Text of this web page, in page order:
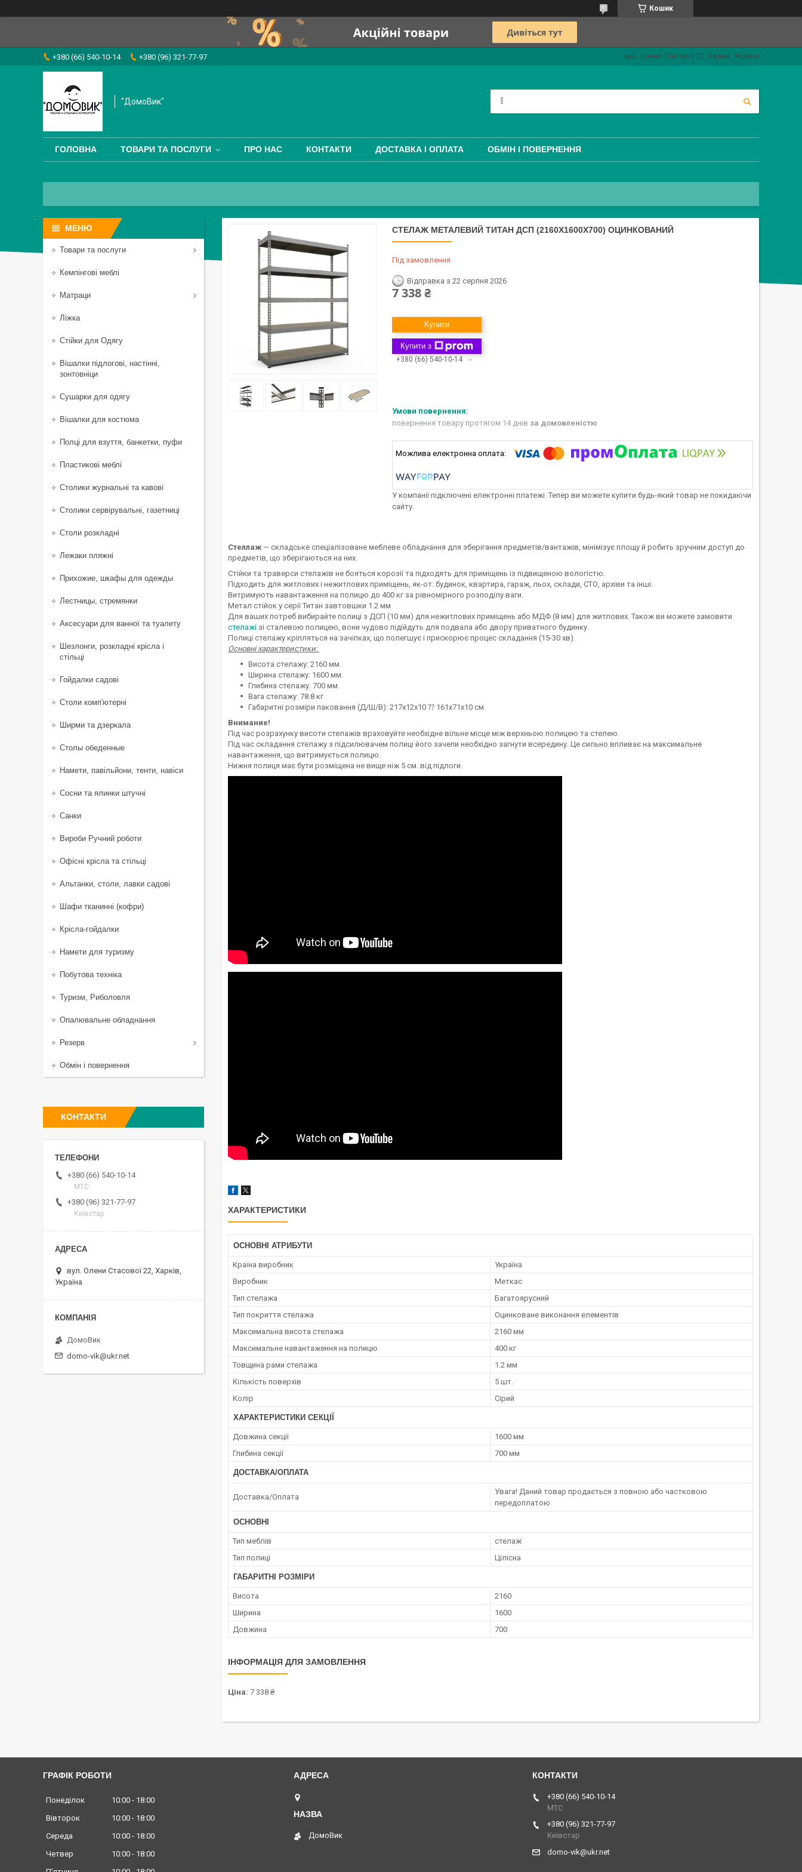
Кошик
+380 (66) 540-10-14 +380 (96) 321-77-97 вул. Олени Стасової 22, Харків, Україна
"ДомоВик"
ГОЛОВНА ТОВАРИ ТА ПОСЛУГИ ПРО НАС КОНТАКТИ ДОСТАВКА І ОПЛАТА ОБМІН І ПОВЕРНЕННЯ
СТЕЛАЖ МЕТАЛЕВИЙ ТИТАН ДСП (2160Х1600Х700) ОЦИНКОВАНИЙ
Під замовлення
Відправка з 22 серпня 2026
7 338 ₴
Купити
Купити з
+380 (66) 540-10-14
повернення товару протягом 14 днів за домовленістю
У компанії підключені електронні платежі. Тепер ви можете купити будь-який товар не покидаючи
сайту.
Стеллаж — складське спеціалізоване меблеве обладнання для зберігання предметів/вантажів, мінімізує площу й робить зручним доступ до
предметів, що зберігаються на них.
Стійки та траверси стелажів не бояться корозії та підходять для приміщень із підвищеною вологістю.
Підходить для житлових і нежитлових приміщень, як-от: будинок, квартира, гараж, льох, склади, СТО, архіви та інші.
Витримують навантаження на полицю до 400 кг за рівномірного розподілу ваги.
Метал стійок у серії Титан завтовшки 1.2 мм
Для ваших потреб вибирайте полиці з ДСП (10 мм) для нежитлових приміщень або МДФ (8 мм) для житлових. Також ви можете замовити
стелажі зі сталевою полицею, вони чудово підійдуть для подвала або двору приватного будинку.
Полиці стелажу кріпляться на зачіпках, що полегшує і прискорює процес складання (15-30 хв).
Основні характеристики:
Висота стелажу: 2160 мм.
Ширина стелажу: 1600 мм.
Глибина стелажу: 700 мм.
Вага стелажу: 78.8 кг.
Габаритні розміри паковання (Д/Ш/В): 217х12х10 ⁇ 161х71х10 см.
Внимание!
Під час розрахунку висоти стелажів враховуйте необхідне вільне місце між верхньою полицею та стелею.
Під час складання стелажу з підсилювачем полиці його зачепи необхідно загнути всередину. Це сильно впливає на максимальне
навантаження, що витримується полицю.
Нижня полиця має бути розміщена не вище ніж 5 см. від підлоги.
ХАРАКТЕРИСТИКИ
ОСНОВНІ АТРИБУТИ
Країна виробник
Україна
Виробник
Меткас
Тип стелажа
Багатоярусний
Тип покриття стелажа
Оцинковане виконання елементів
Максимальна висота стелажа
2160 мм
Максимальне навантаження на полицю
400 кг
Товщина рами стелажа
1.2 мм
Кількість поверхів
5 шт.
Колір
Сірий
ХАРАКТЕРИСТИКИ СЕКЦІЇ
Довжина секції
1600 мм
Глибина секції
700 мм
ДОСТАВКА/ОПЛАТА
Доставка/Оплата
Увага! Даний товар продається з повною або частковою
передоплатою
ОСНОВНІ
Тип меблів
стелаж
Тип полиці
Цілісна
ГАБАРИТНІ РОЗМІРИ
Висота
2160
Ширина
1600
Довжина
700
ІНФОРМАЦІЯ ДЛЯ ЗАМОВЛЕННЯ
Ціна: 7 338 ₴
Товари та послуги
Кемпінгові меблі
Матраци
Ліжка
Стійки для Одягу
Вішалки підлогові, настінні,
зонтовніци
Сушарки для одягу
Вішалки для костюма
Полці для взуття, банкетки, пуфи
Пластикові меблі
Столики журнальні та кавові
Столики сервірувальні, газетниці
Столи розкладні
Лежаки пляжні
Прихожие, шкафы для одежды
Лестницы, стремянки
Аксесуари для ванної та туалету
Шезлонги, розкладні крісла і
стільці
Гойдалки садові
Столи комп'ютерні
Ширми та дзеркала
Столы обеденные
Намети, павільйони, тенти, навіси
Сосни та ялинки штучні
Санки
Вироби Ручний роботи
Офісні крісла та стільці
Альтанки, столи, лавки садові
Шафи тканинні (кофри)
Крісла-гойдалки
Намети для туризму
Побутова техніка
Туризм, Риболовля
Опалювальне обладнання
Резерв
Обмін і повернення
КОНТАКТИ
+380 (66) 540-10-14
МТС
+380 (96) 321-77-97
Київстар
вул. Олени Стасової 22, Харків,
Україна
ДомоВик
domo-vik@ukr.net
ГРАФІК РОБОТИ
Понеділок 10:00
18:00
Вівторок
10:00
18:00
Середа
10:00
18:00
Четвер
10:00
18:00
ДомоВик
+380 (66) 540-10-14
МТС
+380 (96) 321-77-97
Київстар
domo-vik@ukr.net